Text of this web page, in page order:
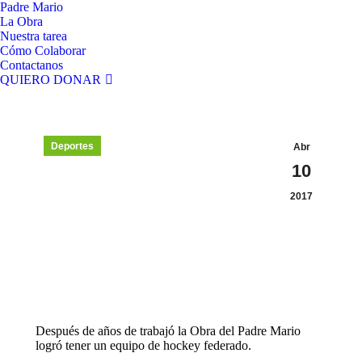
Padre Mario
La Obra
Nuestra tarea
Cómo Colaborar
Contactanos
QUIERO DONAR
Abr
10
2017
Deportes
Después de años de trabajó la Obra del Padre Mario
logró tener un equipo de hockey federado.